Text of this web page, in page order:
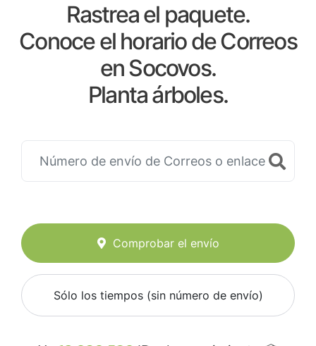
Rastrea el paquete.
Conoce el horario de Correos
en Socovos.
Planta árboles.
Comprobar el envío
Sólo los tiempos (sin número de envío)